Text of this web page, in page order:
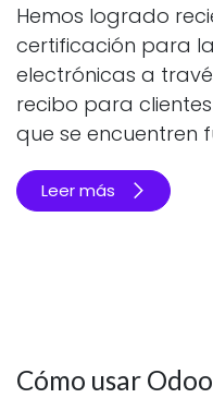
Hemos logrado
certificación para
electrónicas a
recibo para
que se encuentren
Leer más
Cómo usar